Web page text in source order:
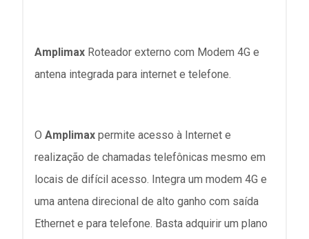
Amplimax Roteador externo com Modem 4G e
antena integrada para internet e telefone.
O Amplimax permite acesso à Internet e
realização de chamadas telefônicas mesmo em
locais de difícil acesso. Integra um modem 4G e
uma antena direcional de alto ganho com saída
Ethernet e para telefone. Basta adquirir um plano